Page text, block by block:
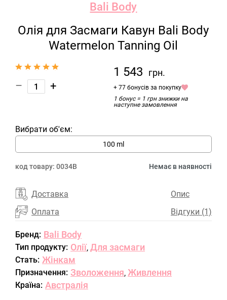
Bali Body
Олія для Засмаги Кавун Bali Body
Watermelon Tanning Oil
– +
1 543 грн.
+ 77 бонусів за покупку
1 бонус = 1 грн знижки на
наступне замовлення
Вибрати об'єм:
100 ml
код товару: 0034B Немає в наявності
Доставка
Оплата
Опис
Відгуки (1)
Бренд: Bali Body
Тип продукту: Олії, Для засмаги
Стать: Жінкам
Призначення: Зволоження, Живлення
Країна: Австралія